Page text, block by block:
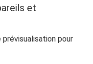
et
pour